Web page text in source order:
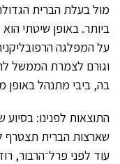
מול בעלת הברית
ביותר. באופן שיטתי
על המפלגה
וגורם לצמרת הממשל
בה, ביבי מתנהל באופן
התוצאות לפנינו:
שארצות הברית תצטרף
עוד לפני פרל־הרבור,